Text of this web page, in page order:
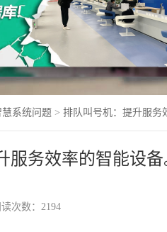
慧系统问题 > 排队叫号机：提升服务
服务效率的智能设备
读次数：2194